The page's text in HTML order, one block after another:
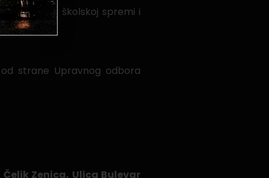
dokaz o školskoj spremi i
strane Upravnog odbora
Zenica, Ulica Bulevar